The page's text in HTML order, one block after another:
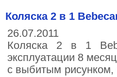
Коляска 2 в 1
26.07.2011
Коляска 2 в 1
эксплуатации 8
с выбитым рисунком,